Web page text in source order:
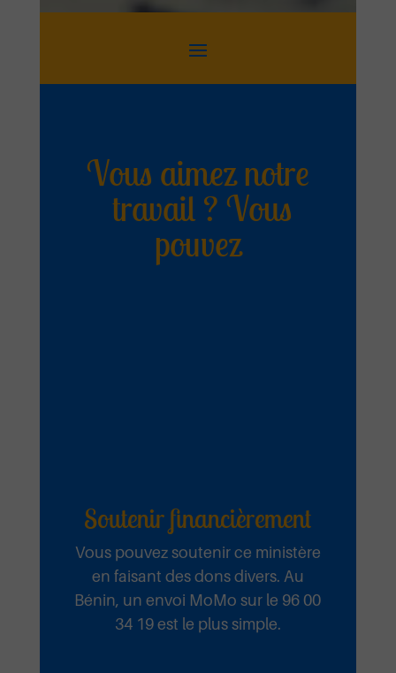
Vous aimez notre
travail ? Vous
pouvez
Soutenir financièrement
Vous pouvez soutenir ce ministère
en faisant des dons divers. Au
Bénin, un envoi MoMo sur le 96 00
34 19 est le plus simple.